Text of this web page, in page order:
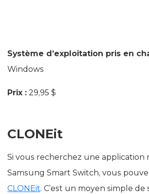
Système d’exploitation pris en
Windows
Prix : 29,95 $
CLONEit
Si vous recherchez une application
Samsung Smart Switch, vous
CLONEit. C’est un moyen simple